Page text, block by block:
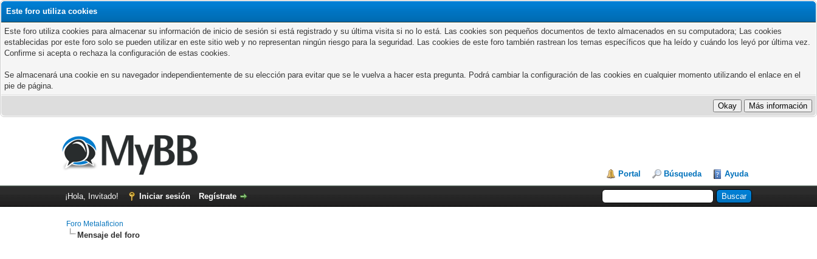
Este foro utiliza cookies
Este foro utiliza cookies para almacenar su información de inicio de sesión si está registrado y su última visita si no lo está. Las cookies son pequeños documentos de texto almacenados en su computadora; Las cookies
establecidas por este foro solo se pueden utilizar en este sitio web y no representan ningún riesgo para la seguridad. Las cookies de este foro también rastrean los temas específicos que ha leído y cuándo los leyó por última vez.
Confirme si acepta o rechaza la configuración de estas cookies.
Se almacenará una cookie en su navegador independientemente de su elección para evitar que se le vuelva a hacer esta pregunta. Podrá cambiar la configuración de las cookies en cualquier momento utilizando el enlace en el
pie de página.
Portal Búsqueda Ayuda
¡Hola, Invitado! Iniciar sesión Regístrate
Foro Metalaficion
Mensaje del foro